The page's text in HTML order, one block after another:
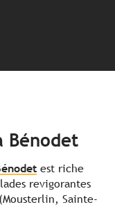
Bénodet
est riche
revigorantes
Sainte-